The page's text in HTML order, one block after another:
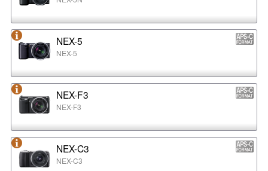
NEX-5
NEX-5
NEX-F3
NEX-F3
NEX-C3
NEX-C3